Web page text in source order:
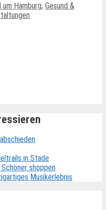
Hamburg, Gesund &
in Stade
shoppen
Musikerlebnis